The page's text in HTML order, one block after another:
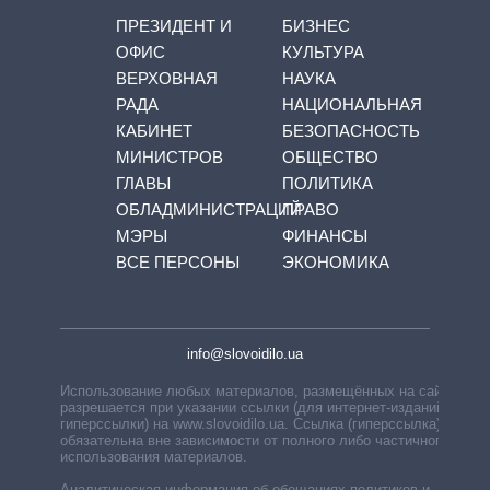
ПРЕЗИДЕНТ И
ОФИС
ВЕРХОВНАЯ
РАДА
КАБИНЕТ
МИНИСТРОВ
ГЛАВЫ
ОБЛАДМИНИСТРАЦИЙ
МЭРЫ
ВСЕ ПЕРСОНЫ
БИЗНЕС
КУЛЬТУРА
НАУКА
НАЦИОНАЛЬНАЯ
БЕЗОПАСНОСТЬ
ОБЩЕСТВО
ПОЛИТИКА
ПРАВО
ФИНАНСЫ
ЭКОНОМИКА
info@slovoidilo.ua
Использование любых материалов, размещённых на сайте,
разрешается при указании ссылки (для интернет-изданий —
гиперссылки) на www.slovoidilo.ua. Ссылка (гиперссылка)
обязательна вне зависимости от полного либо частичного
использования материалов.